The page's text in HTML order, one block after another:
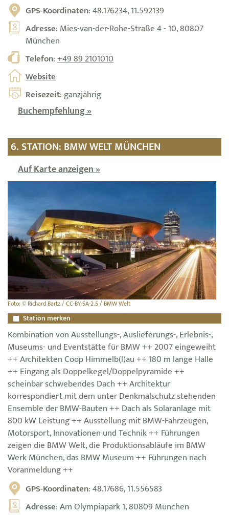
GPS-Koordinaten: 48.176234, 11.592139
Adresse: Mies-van-der-Rohe-Straße 4 - 10, 80807
München
Telefon:+49 89 2101010
Website
Reisezeit: ganzjährig
Buchempfehlung »
6. STATION: BMW WELT MÜNCHEN
Auf Karte anzeigen »
Foto: © Richard Bartz / CC-BY-SA-2.5 / BMW Welt
Station merken
Kombination von Ausstellungs-, Auslieferungs-, Erlebnis-,
Museums- und Eventstätte für BMW ++ 2007 eingeweiht
++ Architekten Coop Himmelb(l)au ++ 180 m lange Halle
++ Eingang als Doppelkegel/Doppelpyramide ++
scheinbar schwebendes Dach ++ Architektur
korrespondiert mit dem unter Denkmalschutz stehenden
Ensemble der BMW-Bauten ++ Dach als Solaranlage mit
800 kW Leistung ++ Ausstellung mit BMW-Fahrzeugen,
Motorsport, Innovationen und Technik ++ Führungen
zeigen die BMW Welt, die Produktionsabläufe im BMW
Werk München, das BMW Museum ++ Führungen nach
Voranmeldung ++
GPS-Koordinaten: 48.17686, 11.556583
Adresse: Am Olympiapark 1, 80809 München